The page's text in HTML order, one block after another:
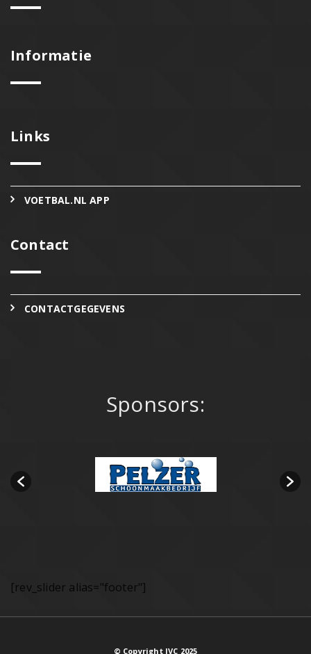
Informatie
Links
VOETBAL.NL APP
Contact
CONTACTGEGEVENS
Sponsors:
[rev_slider alias="footer"]
© Copyright JVC 2025